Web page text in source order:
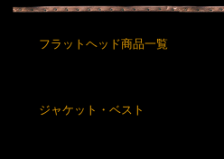
フラットヘッド商品一覧
ジャケット・ベスト